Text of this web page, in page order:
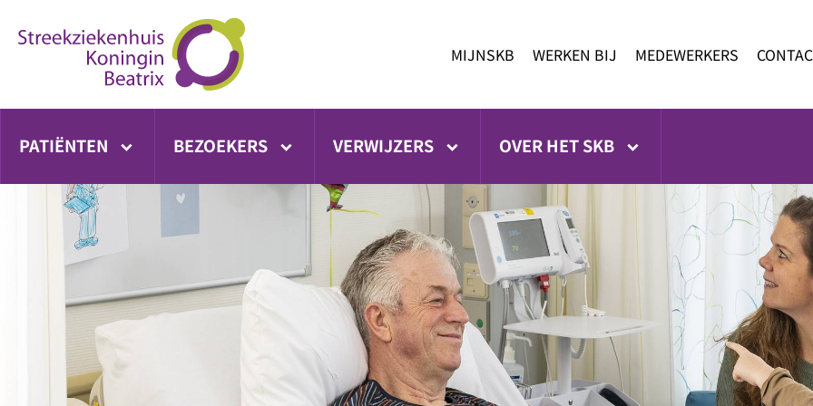
direct
MIJNSKB WERKEN BIJ MEDEWERKERS
PATIËNTEN BEZOEKERS VERWIJZERS OVER HET SKB